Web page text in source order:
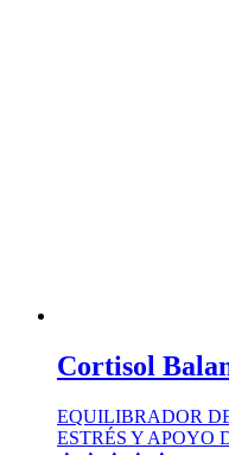
Cortisol
EQUILIBRADOR
ESTRÉS Y